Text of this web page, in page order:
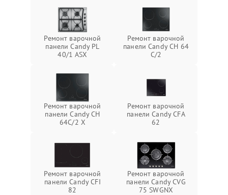
Ремонт варочной
панели Candy PL
40/1 ASX
Ремонт варочной
панели Candy CH 64
C/2
Ремонт варочной
панели Candy CH
64C/2 X
Ремонт варочной
панели Candy CFA
62
Ремонт варочной
панели Candy CFI
82
Ремонт варочной
панели Candy CVG
75 SWGNX